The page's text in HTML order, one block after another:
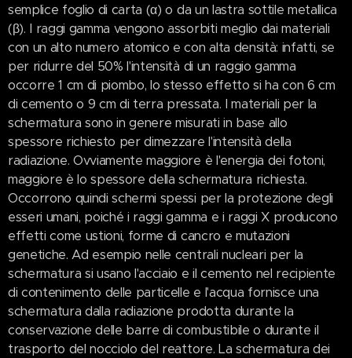
semplice foglio di carta (α) o da un lastra sottile metallica
(β). I raggi gamma vengono assorbiti meglio dai materiali
con un alto numero atomico e con alta densità: infatti, se
per ridurre del 50% l'intensità di un raggio gamma
occorre 1 cm di piombo, lo stesso effetto si ha con 6 cm
di cemento o 9 cm di terra pressata. I materiali per la
schermatura sono in genere misurati in base allo
spessore richiesto per dimezzare l'intensità della
radiazione. Ovviamente maggiore è l'energia dei fotoni,
maggiore è lo spessore della schermatura richiesta.
Occorrono quindi schermi spessi per la protezione degli
esseri umani, poiché i raggi gamma e i raggi X producono
effetti come ustioni, forme di cancro e mutazioni
genetiche. Ad esempio nelle centrali nucleari per la
schermatura si usano l'acciaio e il cemento nel recipiente
di contenimento delle particelle e l'acqua fornisce una
schermatura dalla radiazione prodotta durante la
conservazione delle barre di combustibile o durante il
trasporto del nocciolo del reattore. La schermatura dei